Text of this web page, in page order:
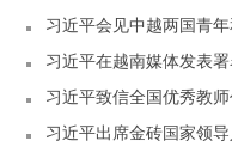
习近平会见中越两国青
习近平在越南媒体发表
习近平出席金砖国家领